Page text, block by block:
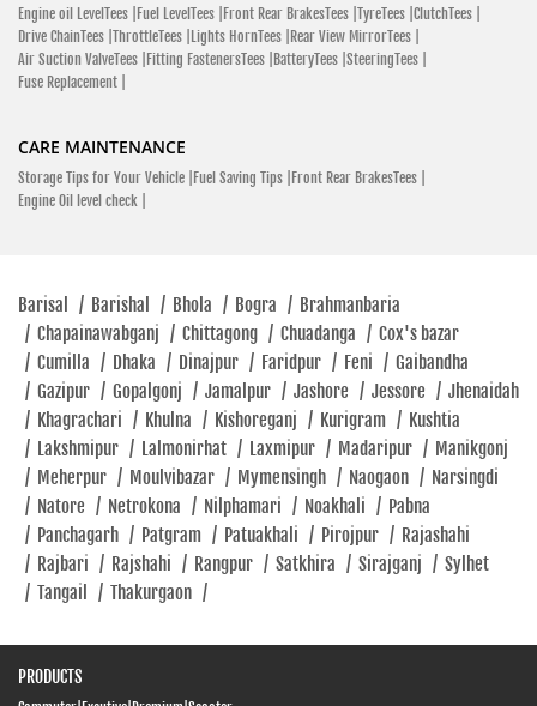
Atwari
Panchagarh - 5040
Near Golam Hafiz Degree College
Click To Call
Open Until 08:00 PM
Hero MotoCorp
High-School Market, Station Road Pirganj, Thakurgaon 5110
Pirganj
Thakurgaon - 5110
Click To Call
Open Until 04:00 PM (Closing Soon)
Engine oil LevelTees | Fuel LevelTees | Front Rear BrakesTees | TyreTees | ClutchTees |
Drive ChainTees | ThrottleTees | Lights HornTees | Rear View MirrorTees |
Air Suction ValveTees | Fitting FastenersTees | BatteryTees | SteeringTees |
Fuse Replacement |
CARE MAINTENANCE
Storage Tips for Your Vehicle | Fuel Saving Tips | Front Rear BrakesTees |
Engine Oil level check |
Barisal / Barishal / Bhola / Bogra / Brahmanbaria
/ Chapainawabganj / Chittagong / Chuadanga / Cox's bazar
/ Cumilla / Dhaka / Dinajpur / Faridpur / Feni / Gaibandha
/ Gazipur / Gopalgonj / Jamalpur / Jashore / Jessore / Jhenaidah
/ Khagrachari / Khulna / Kishoreganj / Kurigram / Kushtia
/ Lakshmipur / Lalmonirhat / Laxmipur / Madaripur / Manikgonj
/ Meherpur / Moulvibazar / Mymensingh / Naogaon / Narsingdi
/ Natore / Netrokona / Nilphamari / Noakhali / Pabna
/ Panchagarh / Patgram / Patuakhali / Pirojpur / Rajashahi
/ Rajbari / Rajshahi / Rangpur / Satkhira / Sirajganj / Sylhet
/ Tangail / Thakurgaon /
PRODUCTS